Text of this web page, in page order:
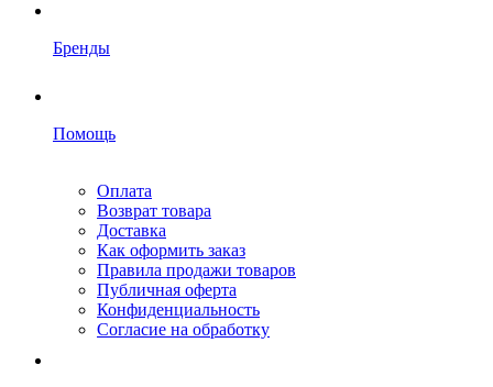
Бренды
Помощь
Оплата
Возврат товара
Доставка
Как оформить заказ
Правила продажи товаров
Публичная оферта
Конфиденциальность
Согласие на обработку